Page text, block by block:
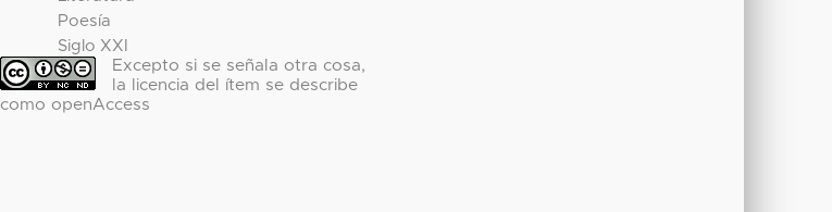
Poesía
Siglo XXI
Excepto si se señala otra cosa,
la licencia del ítem se describe
como openAccess